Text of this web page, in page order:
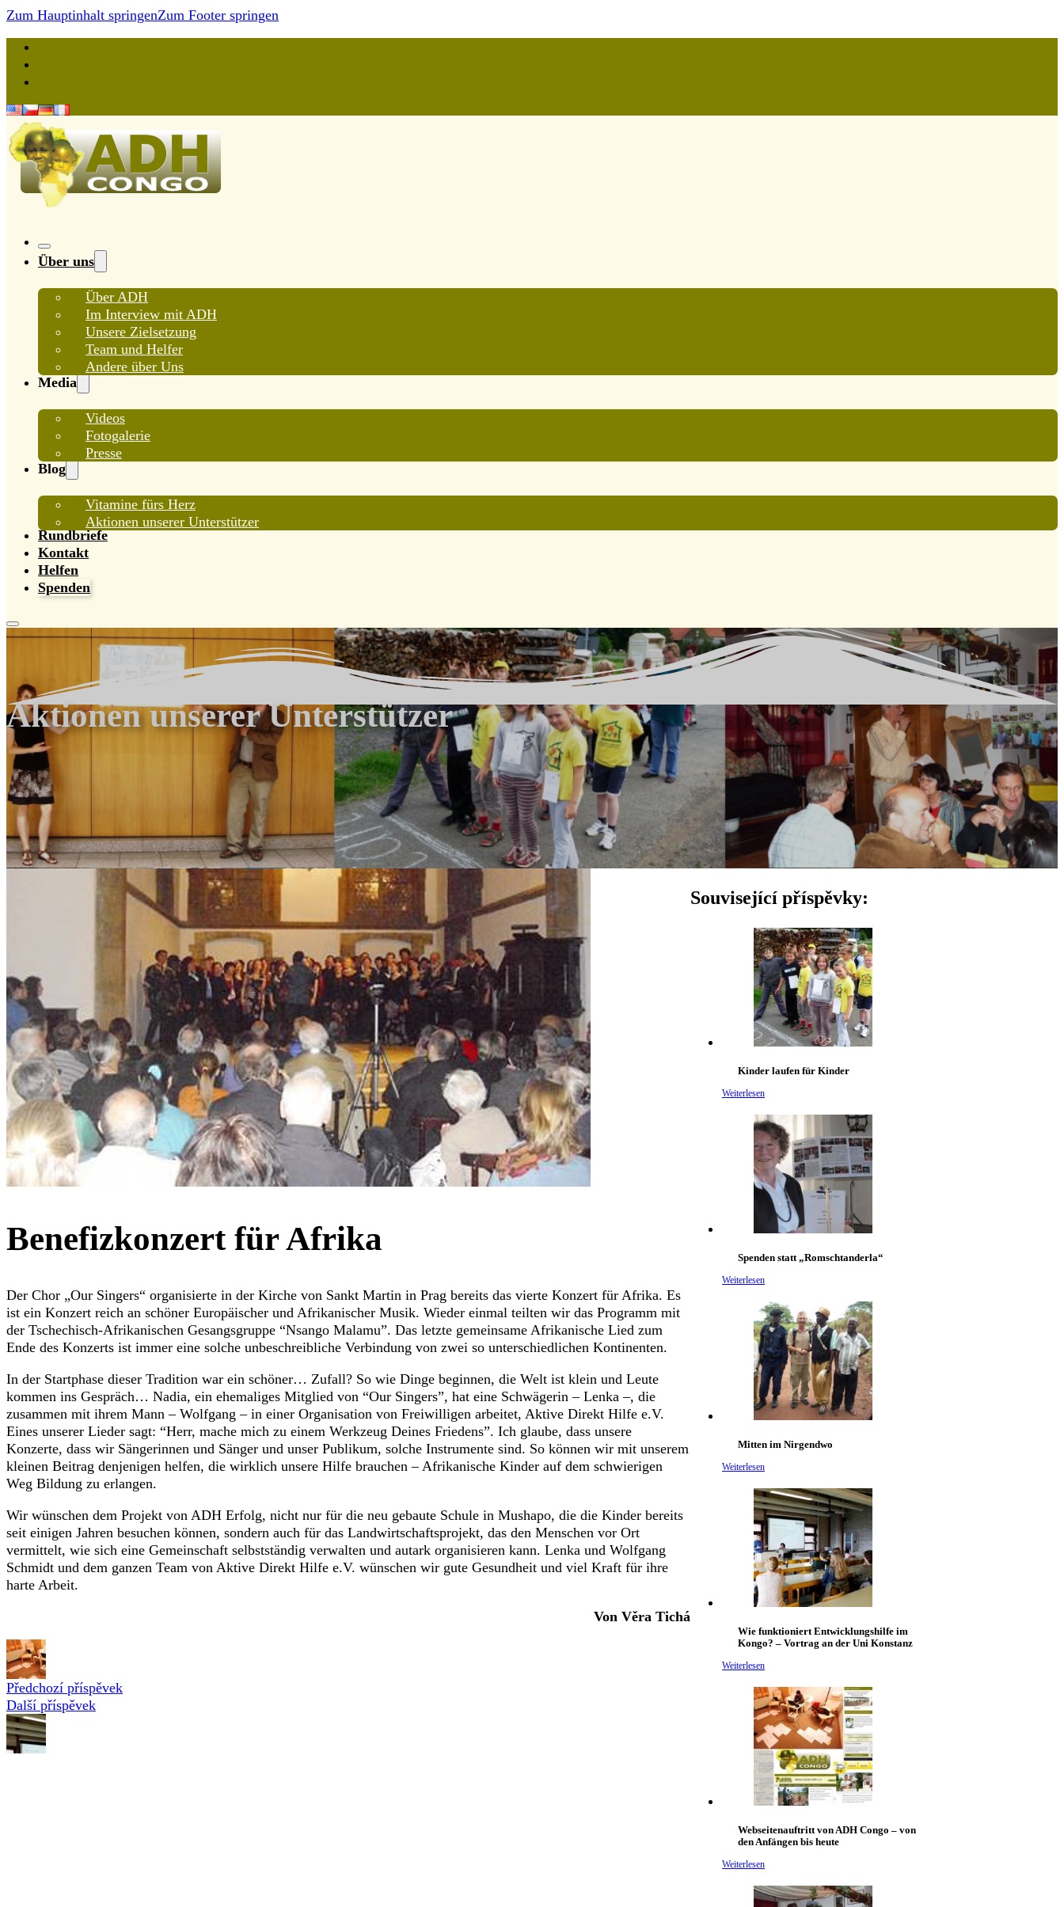
Zum Hauptinhalt springenZum Footer springen
Über uns
Über ADH
Im Interview mit ADH
Unsere Zielsetzung
Team und Helfer
Andere über Uns
Media
Videos
Fotogalerie
Presse
Blog
Vitamine fürs Herz
Aktionen unserer Unterstützer
Rundbriefe
Kontakt
Helfen
Spenden
Aktionen unserer Unterstützer
Benefizkonzert für Afrika
Der Chor „Our Singers“ organisierte in der Kirche von Sankt Martin in Prag bereits das vierte Konzert für Afrika. Es
ist ein Konzert reich an schöner Europäischer und Afrikanischer Musik. Wieder einmal teilten wir das Programm mit
der Tschechisch-Afrikanischen Gesangsgruppe “Nsango Malamu”. Das letzte gemeinsame Afrikanische Lied zum
Ende des Konzerts ist immer eine solche unbeschreibliche Verbindung von zwei so unterschiedlichen Kontinenten.
In der Startphase dieser Tradition war ein schöner… Zufall? So wie Dinge beginnen, die Welt ist klein und Leute
kommen ins Gespräch… Nadia, ein ehemaliges Mitglied von “Our Singers”, hat eine Schwägerin – Lenka –, die
zusammen mit ihrem Mann – Wolfgang – in einer Organisation von Freiwilligen arbeitet, Aktive Direkt Hilfe e.V.
Eines unserer Lieder sagt: “Herr, mache mich zu einem Werkzeug Deines Friedens”. Ich glaube, dass unsere
Konzerte, dass wir Sängerinnen und Sänger und unser Publikum, solche Instrumente sind. So können wir mit unserem
kleinen Beitrag denjenigen helfen, die wirklich unsere Hilfe brauchen – Afrikanische Kinder auf dem schwierigen
Weg Bildung zu erlangen.
Wir wünschen dem Projekt von ADH Erfolg, nicht nur für die neu gebaute Schule in Mushapo, die die Kinder bereits
seit einigen Jahren besuchen können, sondern auch für das Landwirtschaftsprojekt, das den Menschen vor Ort
vermittelt, wie sich eine Gemeinschaft selbstständig verwalten und autark organisieren kann. Lenka und Wolfgang
Schmidt und dem ganzen Team von Aktive Direkt Hilfe e.V. wünschen wir gute Gesundheit und viel Kraft für ihre
harte Arbeit.
Von Věra Tichá
Předchozí příspěvek
Další příspěvek
Související příspěvky:
Kinder laufen für Kinder
Weiterlesen
Spenden statt „Romschtanderla“
Weiterlesen
Mitten im Nirgendwo
Weiterlesen
Wie funktioniert Entwicklungshilfe im
Kongo? – Vortrag an der Uni Konstanz
Weiterlesen
Webseitenauftritt von ADH Congo – von
den Anfängen bis heute
Weiterlesen